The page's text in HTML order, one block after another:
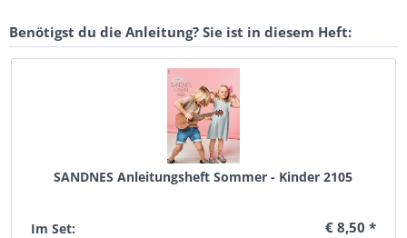
Benötigst du die Anleitung? Sie ist in diesem Heft:
SANDNES Anleitungsheft Sommer - Kinder 2105
Im Set: € 8,50 *